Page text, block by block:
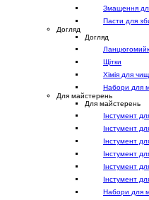
Змащення
Пасти для
Догляд
Догляд
Щітки
Хімія для
Набори для
Для майстерень
Для майстерень
Інстумент
Інстумент
Інстумент
Інстумент
Інстумент
Інстумент
Набори для